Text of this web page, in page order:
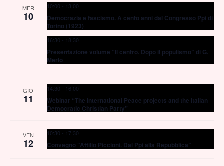
MER
10
10:00 - 13:00
Democrazia e fascismo. A cento anni dal Congresso Ppi di
Torino (1923)
16:30 - 18:30
Presentazione volume “Il centro. Dopo il populismo” di G.
Merlo
GIO
11
14:30 - 16:00
Webinar “The international Peace projects and the ltalian
Democratic Christian Party”
VEN
12
10:30 - 17:30
Convegno “Attilio Piccioni. Dal Ppi alla Repubblica”